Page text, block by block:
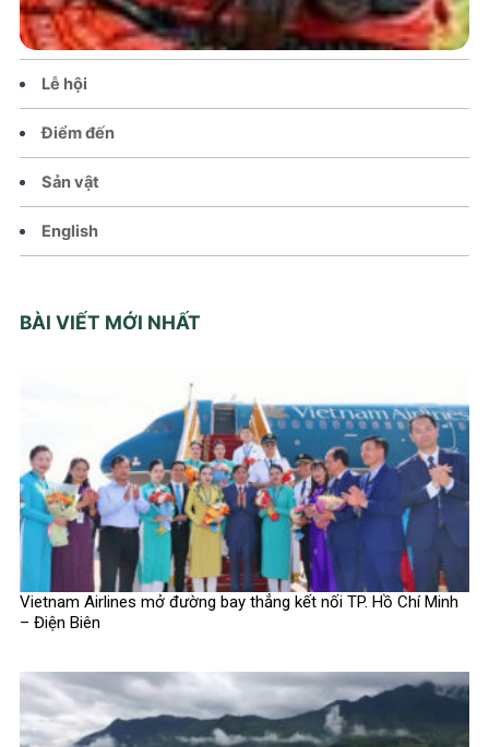
Văn hoá – Đời sống
Lễ hội
Điểm đến
Sản vật
English
BÀI VIẾT MỚI NHẤT
Vietnam Airlines mở đường bay thẳng kết nối TP. Hồ Chí Minh
– Điện Biên